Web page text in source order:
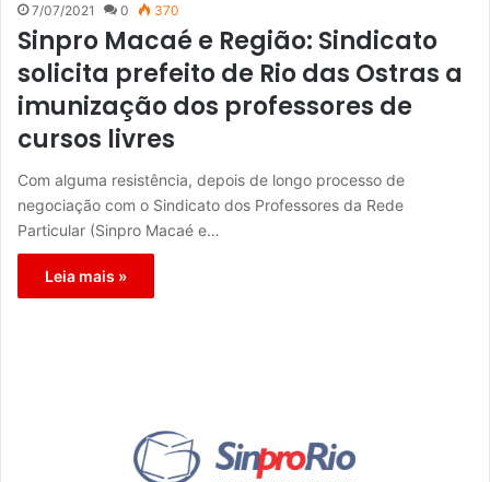
7/07/2021 0 370
Sinpro Macaé e Região: Sindicato
solicita prefeito de Rio das Ostras a
imunização dos professores de
cursos livres
Com alguma resistência, depois de longo processo de
negociação com o Sindicato dos Professores da Rede
Particular (Sinpro Macaé e…
Leia mais »